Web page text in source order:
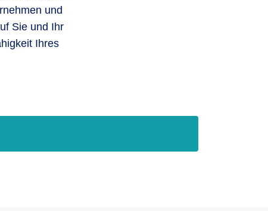
und
Sie und Ihr
Ihres